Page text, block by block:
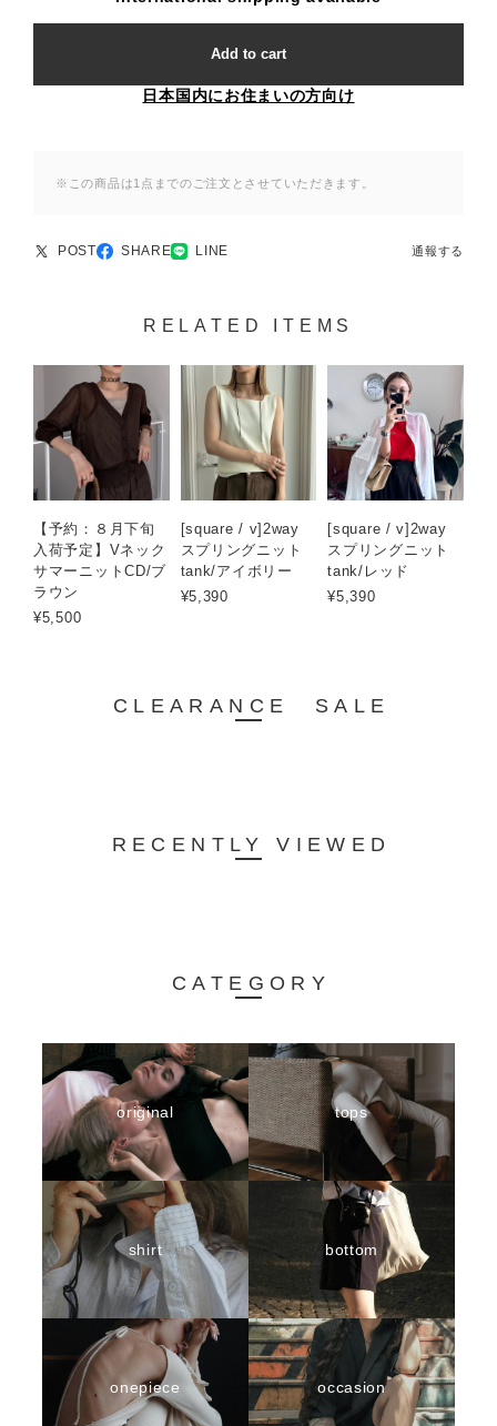
Add to cart
日本国内にお住まいの方向け
※この商品は1点までのご注文とさせていただきます。
POST SHARE LINE 通報する
RELATED ITEMS
【予約：８月下旬
入荷予定】Vネック
サマーニットCD/ブ
ラウン
¥5,500
[square / v]2way
スプリングニット
tank/アイボリー
¥5,390
[square / v]2way
スプリングニット
tank/レッド
¥5,390
CLEARANCE SALE
RECENTLY VIEWED
CATEGORY
original tops
shirt bottom
onepiece occasion